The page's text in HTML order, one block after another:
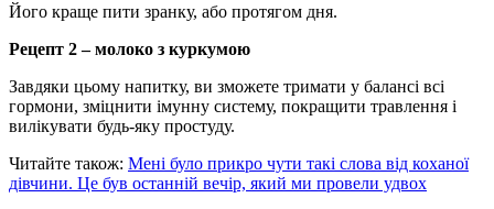
Його краще пити зранку, або протягом дня.
Рецепт 2 – молоко з куркумою
Завдяки цьому напитку, ви зможете тримати у балансі всі
гормони, зміцнити імунну систему, покращити травлення і
вилікувати будь-яку простуду.
Читайте також: Мені було прикро чути такі слова від коханої
дівчини. Це був останній вечір, який ми провели удвох